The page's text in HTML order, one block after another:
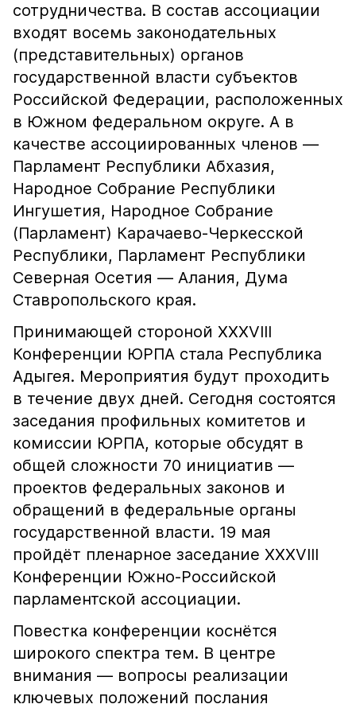
сотрудничества. В состав ассоциации
входят восемь законодательных
(представительных) органов
государственной власти субъектов
Российской Федерации, расположенных
в Южном федеральном округе. А в
качестве ассоциированных членов —
Парламент Республики Абхазия,
Народное Собрание Республики
Ингушетия, Народное Собрание
(Парламент) Карачаево-Черкесской
Республики, Парламент Республики
Северная Осетия — Алания, Дума
Ставропольского края.
Принимающей стороной XXXVIII
Конференции ЮРПА стала Республика
Адыгея. Мероприятия будут проходить
в течение двух дней. Сегодня состоятся
заседания профильных комитетов и
комиссии ЮРПА, которые обсудят в
общей сложности 70 инициатив —
проектов федеральных законов и
обращений в федеральные органы
государственной власти. 19 мая
пройдёт пленарное заседание XXXVIII
Конференции Южно-Российской
парламентской ассоциации.
Повестка конференции коснётся
широкого спектра тем. В центре
внимания — вопросы реализации
ключевых положений послания